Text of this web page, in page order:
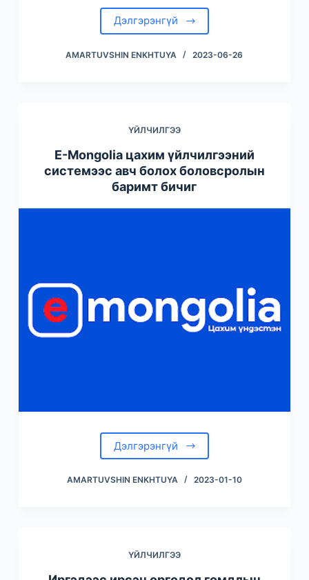
Дэлгэрэнгүй
AMARTUVSHIN ENKHTUYA 2023-06-26
ҮЙЛЧИЛГЭЭ
E-Mongolia цахим үйлчилгээний
системээс авч болох боловсролын
баримт бичиг
Дэлгэрэнгүй
AMARTUVSHIN ENKHTUYA 2023-01-10
ҮЙЛЧИЛГЭЭ